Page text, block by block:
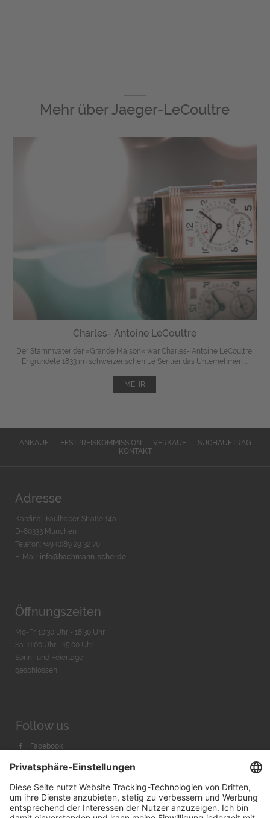
Mehr überJaeger-LeCoultre
Charles- Antoine LeCoultre
Der Stammvater der »Grande Maison« war Charles- Antoine LeCoultre.
Er gründete 1833 im schweizerischen Le Sentier das Unternehmen ...
MEHR
ANKAUF FESTPREISKOMMISSION VERKAUF
SUCHAUFTRAG
KONTAKT
Adresse
Kardinal-Faulhaber-Straße 14a
D-80333 München
Telefon: +49 (0)89 29 32 70
E-Mail: info@bachmann-scher.de
Öffnungszeiten
Mo-Fr. 10:30 Uhr - 18:30 Uhr
Sa. 11:00 Uhr - 15.00 Uhr
Sonn- und Feiertage
geschlossen
Follow us
Facebook
Youtube